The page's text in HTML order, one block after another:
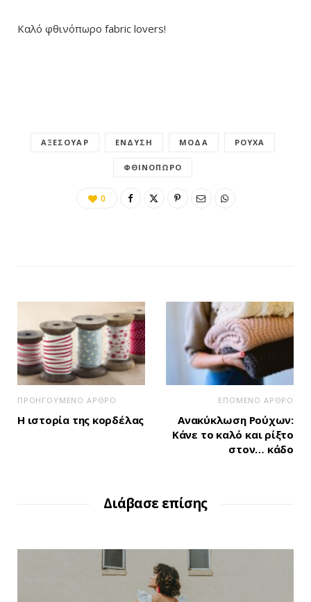
Καλό φθινόπωρο fabric lovers!
ΑΞΕΣΟΥΆΡ ΈΝΔΥΣΗ ΜΌΔΑ ΡΟΎΧΑ
ΦΘΙΝΌΠΩΡΟ
0
ΠΡΟΗΓΟΥΜΕΝΟ ΑΡΘΡΟ
Η ιστορία της κορδέλας
ΕΠΟΜΕΝΟ ΑΡΘΡΟ
Ανακύκλωση Ρούχων:
Κάνε το καλό και ρίξτο
στον… κάδο
Διάβασε επίσης